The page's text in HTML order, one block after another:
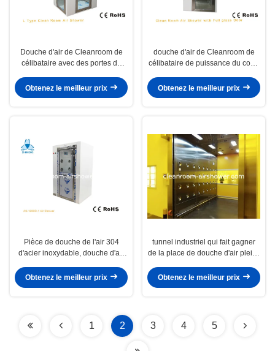
Douche d'air de Cleanroom de
célibataire avec des portes de
coup 800W
Obtenez le meilleur prix
douche d'air de Cleanroom de
célibataire de puissance du coup
90 degrés
Obtenez le meilleur prix
Pièce de douche de l'air 304
d'acier inoxydable, douche d'air
automatique
Obtenez le meilleur prix
tunnel industriel qui fait gagner
de la place de douche d'air pleins
profondeur 4000mm avec des
Obtenez le meilleur prix
1 2 3 4 5